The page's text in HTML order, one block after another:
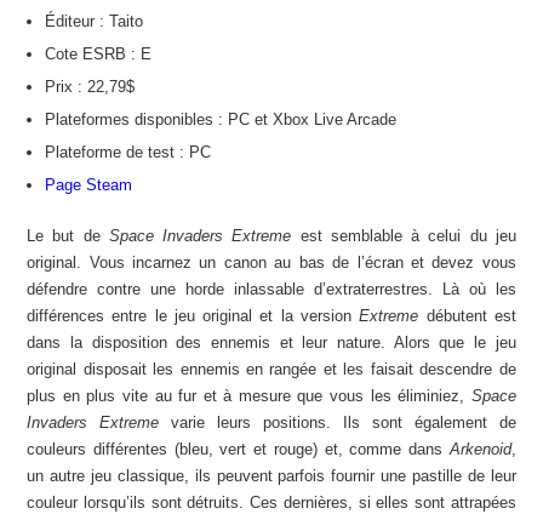
Éditeur : Taito
Cote ESRB : E
Prix : 22,79$
Plateformes disponibles : PC et Xbox Live Arcade
Plateforme de test : PC
Page Steam
Le but de Space Invaders Extreme est semblable à celui du jeu
original. Vous incarnez un canon au bas de l’écran et devez vous
défendre contre une horde inlassable d’extraterrestres. Là où les
différences entre le jeu original et la versionExtreme débutent est
dans la disposition des ennemis et leur nature. Alors que le jeu
original disposait les ennemis en rangée et les faisait descendre de
plus en plus vite au fur et à mesure que vous les éliminiez, Space
Invaders Extreme varie leurs positions. Ils sont également de
couleurs différentes (bleu, vert et rouge) et, comme dansArkenoid,
un autre jeu classique, ils peuvent parfois fournir une pastille de leur
couleur lorsqu’ils sont détruits. Ces dernières, si elles sont attrapées